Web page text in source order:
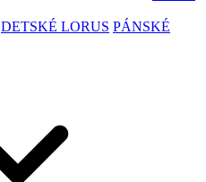
DETSKÉ LORUS PÁNSKÉ